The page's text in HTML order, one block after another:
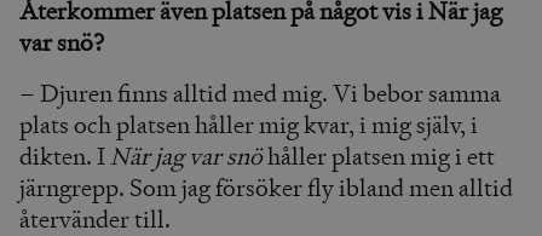
Återkommer även platsen på något vis i När jag
var snö?
– Djuren finns alltid med mig. Vi bebor samma
plats och platsen håller mig kvar, i mig själv, i
dikten. INär jag var snöhåller platsen mig i ett
järngrepp. Som jag försöker fly ibland men alltid
återvänder till.